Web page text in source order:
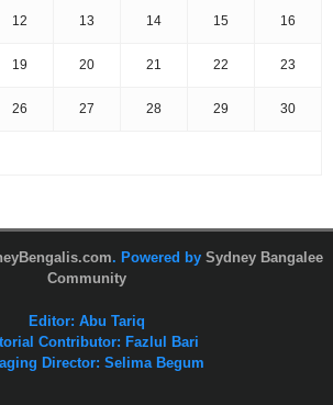
12 13 14 15 16
19 20 21 22 23
26 27 28 29 30
. Powered by Sydney Bangalee
Community
Editor: Abu Tariq
Contributor: Fazlul Bari
Director: Selima Begum